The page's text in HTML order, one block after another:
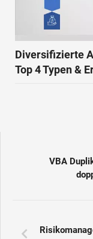
Diversifizierte
Top 4 Typen &
VBA